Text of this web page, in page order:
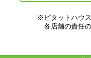
※ピタットハウ
各店舗の責任